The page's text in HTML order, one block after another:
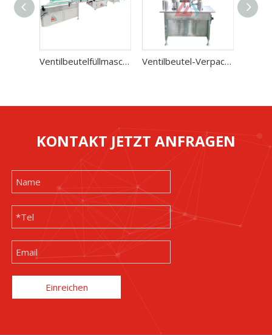
Ventilbeutelfüllmaschine für Aerosol Ventilbeutel-Verpackungsmaschine für Aerosol-Abfülllinie
KONTAKT JETZT ANFRAGEN
Einreichen